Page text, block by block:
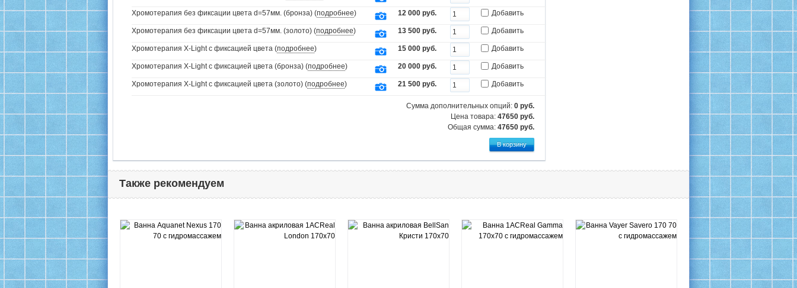
Хромотерапия без фиксации цвета d=57мм. (бронза) (подробнее) 12 000 руб. Добавить
Хромотерапия без фиксации цвета d=57мм. (золото) (подробнее) 13 500 руб. Добавить
Хромотерапия X-Light с фиксацией цвета (подробнее) 15 000 руб. Добавить
Хромотерапия X-Light с фиксацией цвета (бронза) (подробнее) 20 000 руб. Добавить
Хромотерапия X-Light с фиксацией цвета (золото) (подробнее) 21 500 руб. Добавить
Сумма дополнительных опций: 0 руб.
Цена товара: 47650 руб.
Общая сумма: 47650 руб.
Также рекомендуем